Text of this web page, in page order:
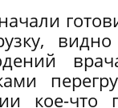
кое-что